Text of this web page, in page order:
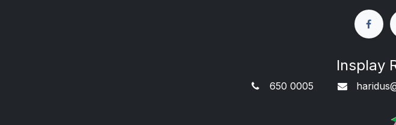
Insplay
650 0005